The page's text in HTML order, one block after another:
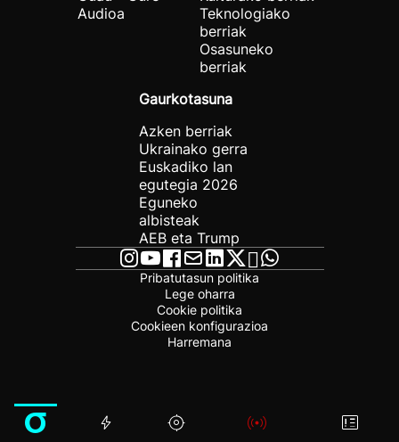
Audioa
Teknologiako
berriak
Osasuneko
berriak
Gaurkotasuna
Azken berriak
Ukrainako gerra
Euskadiko lan
egutegia 2026
Eguneko
albisteak
AEB eta Trump
Pribatutasun politika
Lege oharra
Cookie politika
Cookieen konfigurazioa
Harremana